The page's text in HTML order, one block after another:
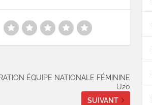
ÉQUIPE NATIONALE FÉMININE
U20
SUIVANT